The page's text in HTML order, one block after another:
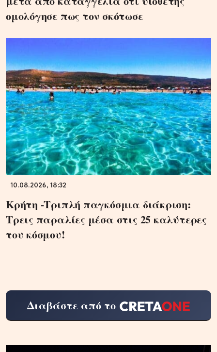
ομολόγησε πως τον σκότωσε
10.08.2026, 18:32
Κρήτη -Τριπλή παγκόσμια διάκριση:
Τρεις παραλίες μέσα στις 25 καλύτερες
του κόσμου!
Διαβάστε από το